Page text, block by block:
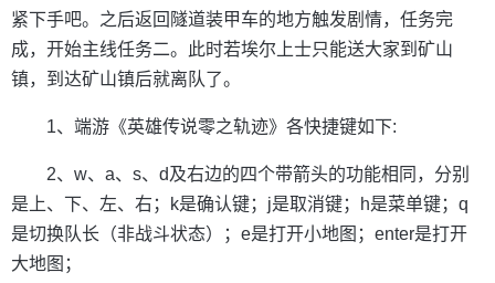
紧下手吧。之后返回隧道装甲车的地方触发剧情，任务完
成，开始主线任务二。此时若埃尔上士只能送大家到矿山
镇，到达矿山镇后就离队了。
1、端游《英雄传说零之轨迹》各快捷键如下:
2、w、a、s、d及右边的四个带箭头的功能相同，分别
是上、下、左、右；k是确认键；j是取消键；h是菜单键；q
是切换队长（非战斗状态）；e是打开小地图；enter是打开
大地图；